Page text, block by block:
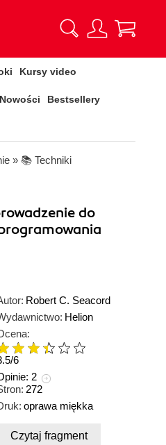
Kursy video
Nowości Bestsellery
» 📚 Techniki
do
Robert C. Seacord
Helion
/6
2
272
oprawa miękka
Czytaj fragment